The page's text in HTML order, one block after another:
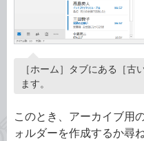
［ホーム］タブにある［古
ます。
このとき、アーカイブ用
ォルダーを作成するか尋